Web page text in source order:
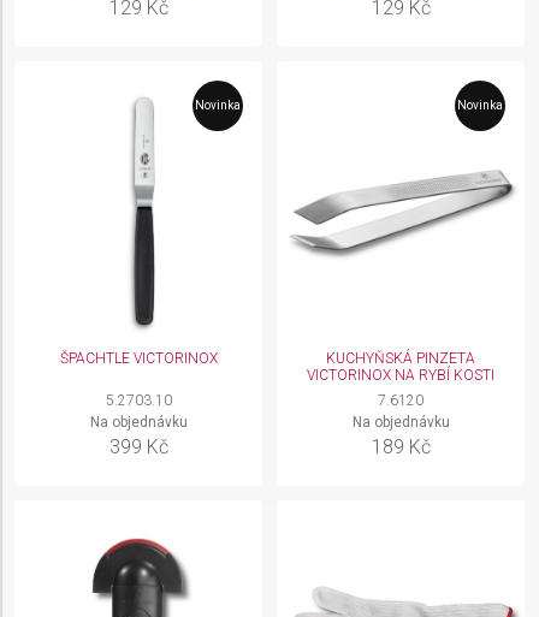
129 Kč 129 Kč
Novinka
ŠPACHTLE VICTORINOX
5.2703.10
Na objednávku
399 Kč
Novinka
KUCHYŇSKÁ PINZETA
VICTORINOX NA RYBÍ KOSTI
7.6120
Na objednávku
189 Kč
combinations of data from different sources
Use limited data to select content
IAB Special Features:
Use precise geolocation data
Identify devices based on information actively
Functional